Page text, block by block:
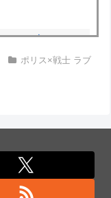
か？…米メディ
か？…米メディ
マホーク発射試
ポリス×戦士 ラブ